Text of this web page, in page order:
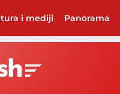
i mediji Panorama